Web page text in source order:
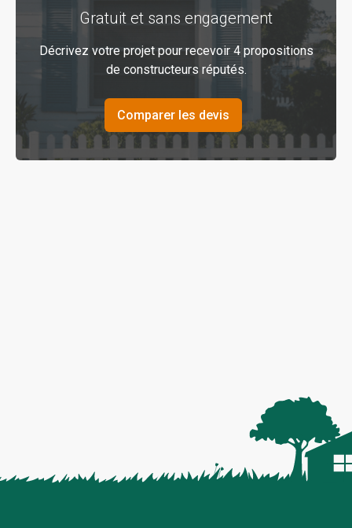
Gratuit et sans engagement
Décrivez votre projet pour recevoir 4 propositions
de constructeurs réputés.
Comparer les devis